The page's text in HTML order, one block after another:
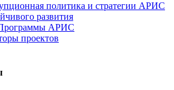
политика и стратегии АРИС
развития
АРИС
проектов